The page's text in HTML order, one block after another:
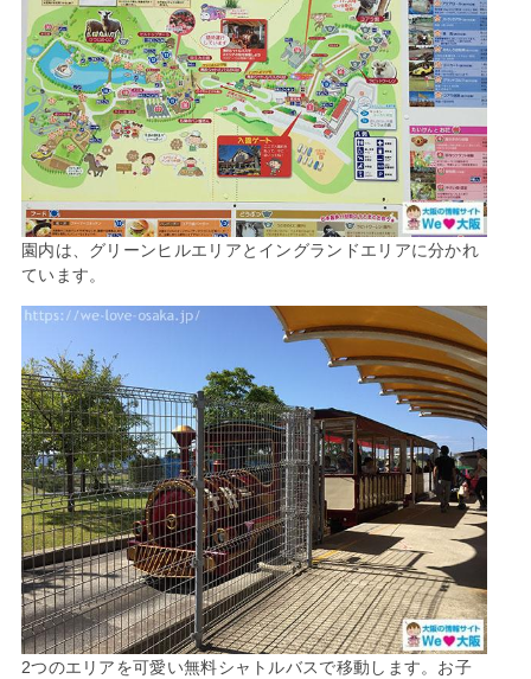
園内は、グリーンヒルエリアとイングランドエリアに分かれ
ています。
2つのエリアを可愛い無料シャトルバスで移動します。お子